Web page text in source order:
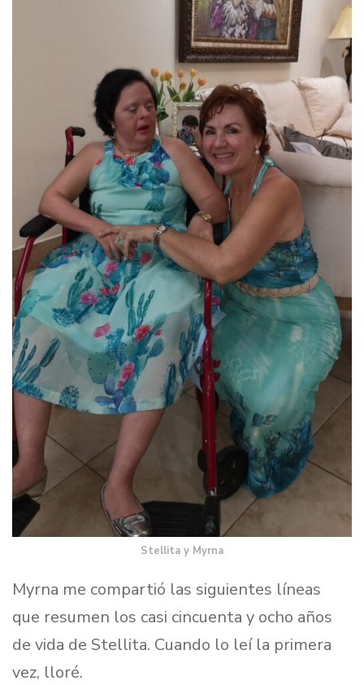
Stellita y Myrna
Myrna me compartió las siguientes líneas
que resumen los casi cincuenta y ocho años
de vida de Stellita. Cuando lo leí la primera
vez, lloré.